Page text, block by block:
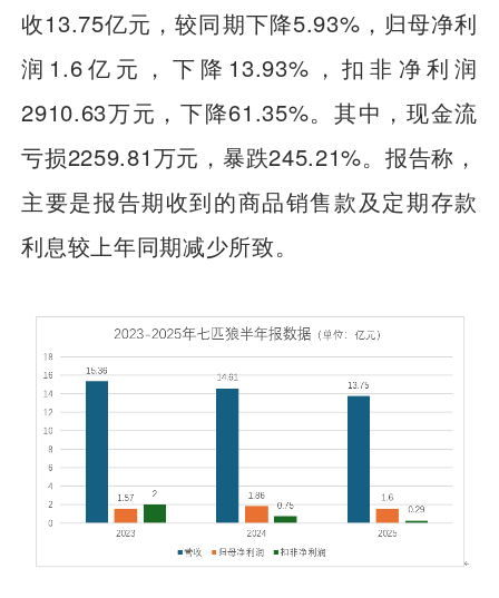
收13.75亿元，较同期下降5.93%，归母净利
润1.6亿元，下降13.93%，扣非净利润
2910.63万元，下降61.35%。其中，现金流
亏损2259.81万元，暴跌245.21%。报告称，
主要是报告期收到的商品销售款及定期存款
利息较上年同期减少所致。